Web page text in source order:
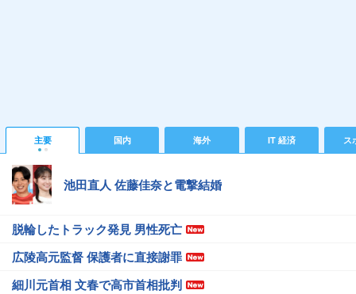
主要 国内 海外 IT 経済 ス
池田直人 佐藤佳奈と電撃結婚
脱輪したトラック発見 男性死亡
広陵高元監督 保護者に直接謝罪
細川元首相 文春で高市首相批判